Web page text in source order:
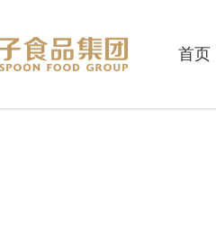
首页